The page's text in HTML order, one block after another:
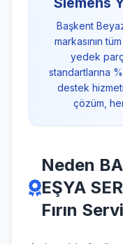
Başkent
markasının
yedek
standartlarına
destek
çözüm,
Neden
EŞYA
Fırın